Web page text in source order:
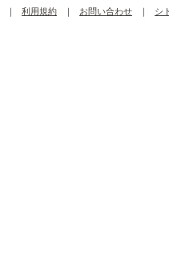
｜ 利用規約 ｜ お問い合わせ ｜ シ